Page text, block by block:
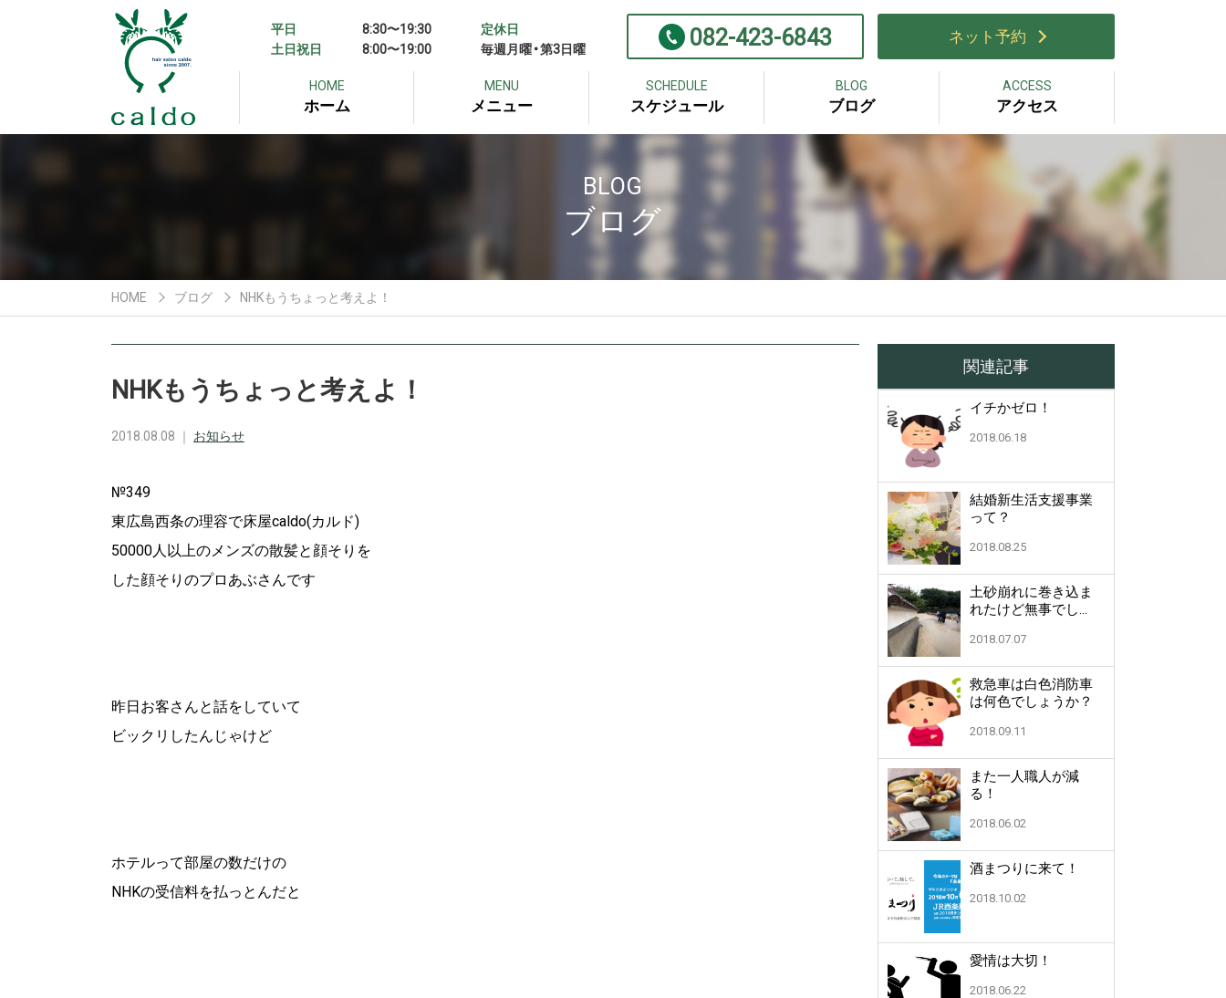
平日
8:30〜19:30
土日祝日
8:00〜19:00
定休日
毎週月曜・第3日曜
082-423-6843 ネット予約
HOME
ホーム
MENU
メニュー
SCHEDULE
スケジュール
BLOG
ブログ
ACCESS
アクセス
BLOG
ブログ
HOME ブログ NHKもうちょっと考えよ！
関連記事
イチかゼロ！
2018.06.18
結婚新生活支援事業
って？
2018.08.25
土砂崩れに巻き込ま
れたけど無事でし
2018.07.07
救急車は白色消防車
は何色でしょうか？
2018.09.11
また一人職人が減
る！
2018.06.02
酒まつりに来て！
2018.10.02
愛情は大切！
2018.06.22
NHKもうちょっと考えよ！
2018.08.08 ｜ お知らせ
№349
東広島西条の理容で床屋caldo(カルド)
50000人以上のメンズの散髪と顔そりを
した顔そりのプロあぶさんです
昨日お客さんと話をしていて
ビックリしたんじゃけど
ホテルって部屋の数だけの
NHKの受信料を払っとんだと